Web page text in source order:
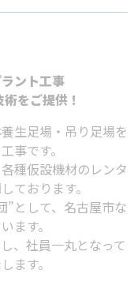
ント工事
をご提供！
生足場・吊り足場を
事です。
種仮設機材のレンタ
ております。
”として、名古屋市な
ます。
、社員一丸となって
ます。